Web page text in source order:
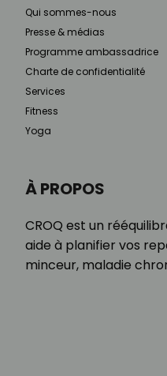
À PROPOS
CROQ est un
aide à planifier vos
minceur, maladie
Qui sommes-nous
Presse & médias
Programme ambassadrice
Charte de confidentialité
Services
Fitness
Yoga